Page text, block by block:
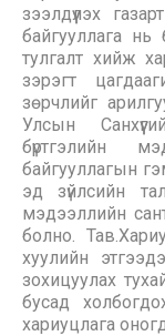
зээлдүүлэх
байгууллага нь
тулгалт хийж
зэрэгт
зөрчлийг
Улсын
бүртгэлийн
байгууллагын
эд зүйлсийн
мэдээллийн
болно.
хуулийн
зохицуулах
бусад
хариуцлага